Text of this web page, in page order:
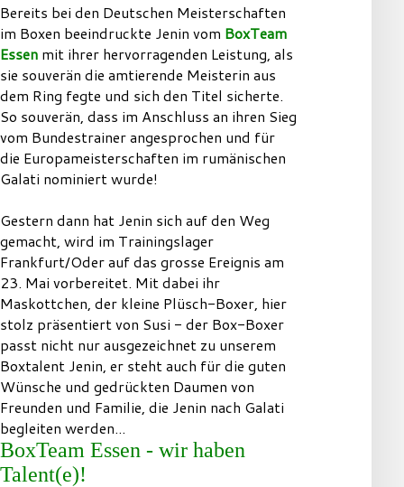
Bereits bei den Deutschen Meisterschaften
im Boxen beeindruckte Jenin vom BoxTeam
Essen mit ihrer hervorragenden Leistung, als
sie souverän die amtierende Meisterin aus
dem Ring fegte und sich den Titel sicherte.
So souverän, dass im Anschluss an ihren Sieg
vom Bundestrainer angesprochen und für
die Europameisterschaften im rumänischen
Galati nominiert wurde!
Gestern dann hat Jenin sich auf den Weg
gemacht, wird im Trainingslager
Frankfurt/Oder auf das grosse Ereignis am
23. Mai vorbereitet. Mit dabei ihr
Maskottchen, der kleine Plüsch-Boxer, hier
stolz präsentiert von Susi - der Box-Boxer
passt nicht nur ausgezeichnet zu unserem
Boxtalent Jenin, er steht auch für die guten
Wünsche und gedrückten Daumen von
Freunden und Familie, die Jenin nach Galati
begleiten werden...
BoxTeam Essen - wir haben
Talent(e)!